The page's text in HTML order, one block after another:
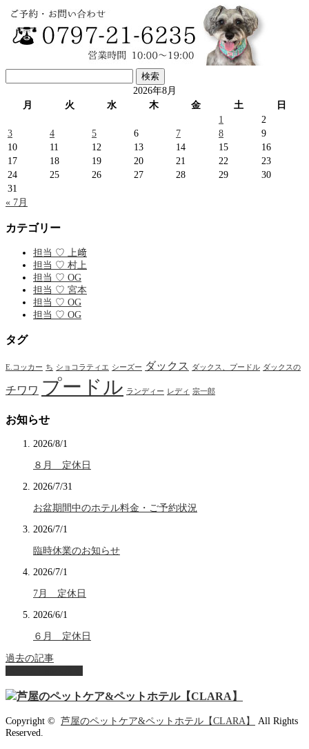
索:
2026年8月
月
火 水 木 金 土
日
1
2
3
4 5 6 7 8
9
10
11 12 13 14 15
16
17
18 19 20 21 22
23
24
25 26 27 28 29
30
31
« 7月
カテゴリー
担当 ♡ 上﨑
担当 ♡ 村上
担当 ♡ OG
担当 ♡ 宮本
担当 ♡ OG
担当 ♡ OG
タグ
E.コッカー ち ショコラティエ シーズー ダックス ダックス、プードル ダックスの
チワワ プードル ランディー レディ 宗一郎
お知らせ
2026/8/1
８月 定休日
2026/7/31
お盆期間中のホテル料金・ご予約状況
2026/7/1
臨時休業のお知らせ
2026/7/1
7月 定休日
2026/6/1
６月 定休日
過去の記事
Copyright © 芦屋のペットケア&ペットホテル【CLARA】
All Rights
Reserved.